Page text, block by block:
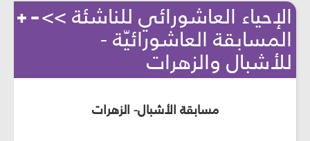
الإحياء العاشورائي للناشئة >>
المسابقة العاشورائيّة -
للأشبال والزهرات
مسابقة الأشبال- الزهرات